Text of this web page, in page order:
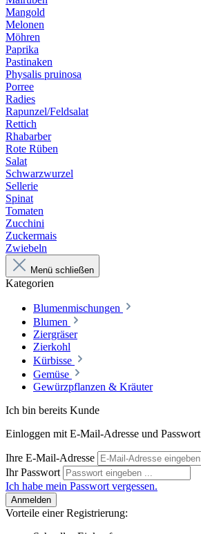
Mangold
Melonen
Möhren
Paprika
Pastinaken
Physalis pruinosa
Porree
Radies
Rapunzel/Feldsalat
Rettich
Rhabarber
Rote Rüben
Salat
Schwarzwurzel
Sellerie
Spinat
Tomaten
Zucchini
Zuckermais
Zwiebeln
Menü schließen
Kategorien
Blumenmischungen
Blumen
Ziergräser
Zierkohl
Kürbisse
Gemüse
Gewürzpflanzen & Kräuter
Ich bin bereits Kunde
Einloggen mit E-Mail-Adresse und Passwort
Ihre E-Mail-Adresse
Ihr Passwort
Ich habe mein Passwort vergessen.
Anmelden
Vorteile einer Registrierung: